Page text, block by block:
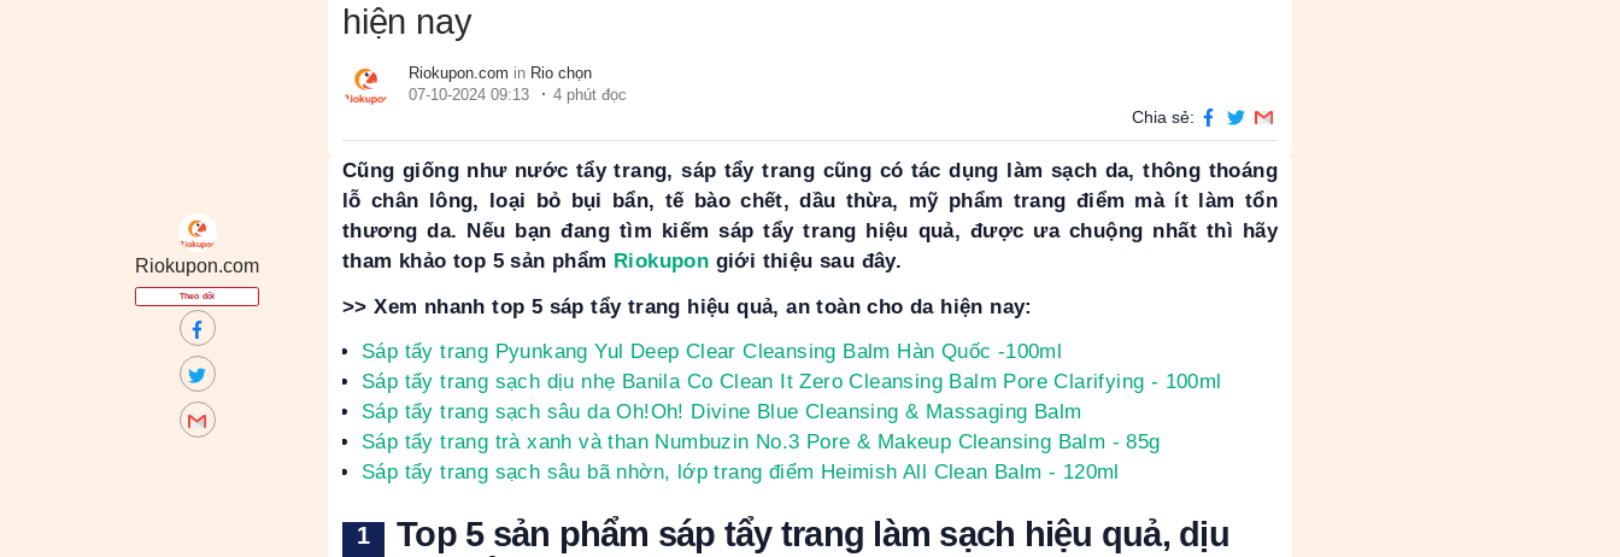
hiện nay
Riokupon.com in Rio chọn
07-10-2024 09:13
4 phút đọc
Chia sẻ:
Riokupon.com
Theo dõi
Cũng giống như nước tẩy trang, sáp tẩy trang cũng có tác dụng làm sạch da, thông thoáng
lỗ chân lông, loại bỏ bụi bẩn, tế bào chết, dầu thừa, mỹ phẩm trang điểm mà ít làm tổn
thương da. Nếu bạn đang tìm kiếm sáp tẩy trang hiệu quả, được ưa chuộng nhất thì hãy
tham khảo top 5 sản phẩm Riokupon giới thiệu sau đây.
>> Xem nhanh top 5 sáp tẩy trang hiệu quả, an toàn cho da hiện nay:
Sáp tẩy trang Pyunkang Yul Deep Clear Cleansing Balm Hàn Quốc -100ml
Sáp tẩy trang sạch dịu nhẹ Banila Co Clean It Zero Cleansing Balm Pore Clarifying - 100ml
Sáp tẩy trang sạch sâu da Oh!Oh! Divine Blue Cleansing & Massaging Balm
Sáp tẩy trang trà xanh và than Numbuzin No.3 Pore & Makeup Cleansing Balm - 85g
Sáp tẩy trang sạch sâu bã nhờn, lớp trang điểm Heimish All Clean Balm - 120ml
Top 5 sản phẩm sáp tẩy trang làm sạch hiệu quả, dịu